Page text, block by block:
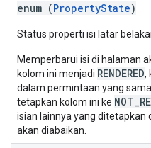
enum (PropertyState)
Status properti isi latar
Memperbarui isi di halaman
kolom ini menjadi RENDERED,
dalam permintaan yang
tetapkan kolom ini ke
isian lainnya yang
akan diabaikan.